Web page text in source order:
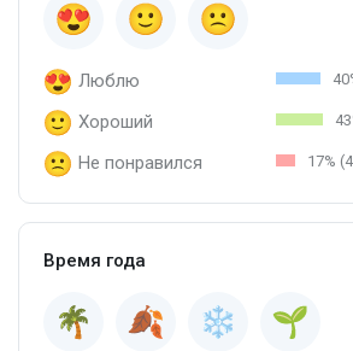
Люблю
Хороший
Не понравился 17%
Время года